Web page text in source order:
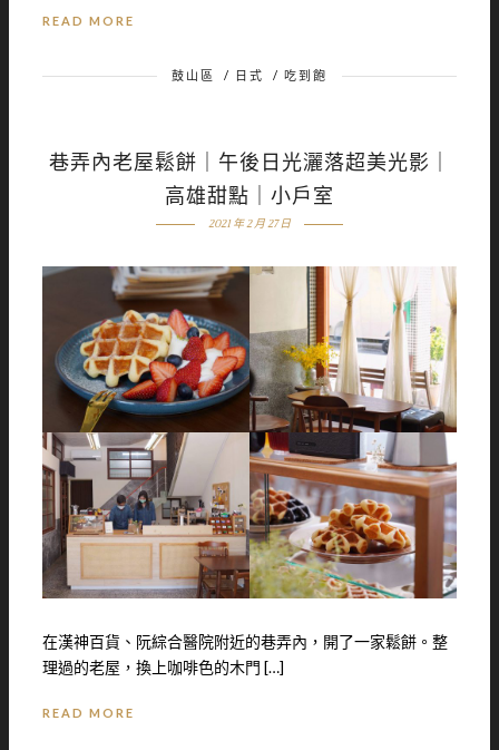
READ MORE
鼓山區 / 日式 / 吃到飽
巷弄內老屋鬆餅｜午後日光灑落超美光影｜
高雄甜點｜小戶室
2021 年 2 月 27 日
在漢神百貨、阮綜合醫院附近的巷弄內，開了一家鬆餅。整
理過的老屋，換上咖啡色的木門 […]
READ MORE